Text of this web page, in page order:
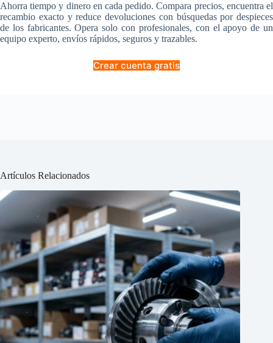
Ahorra tiempo y dinero en cada pedido. Compara precios, encuentra el
recambio exacto y reduce devoluciones con búsquedas por despieces
de los fabricantes. Opera solo con profesionales, con el apoyo de un
equipo experto, envíos rápidos, seguros y trazables.
Crear cuenta gratis
Artículos Relacionados